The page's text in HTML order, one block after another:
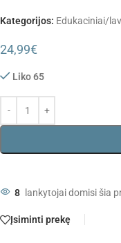
Kategorijos: Edukaciniai/
24,99€
Liko 65
8 lankytojai domisi šia
Įsiminti prekę